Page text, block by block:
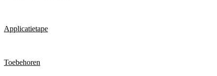
Applicatietape
Toebehoren